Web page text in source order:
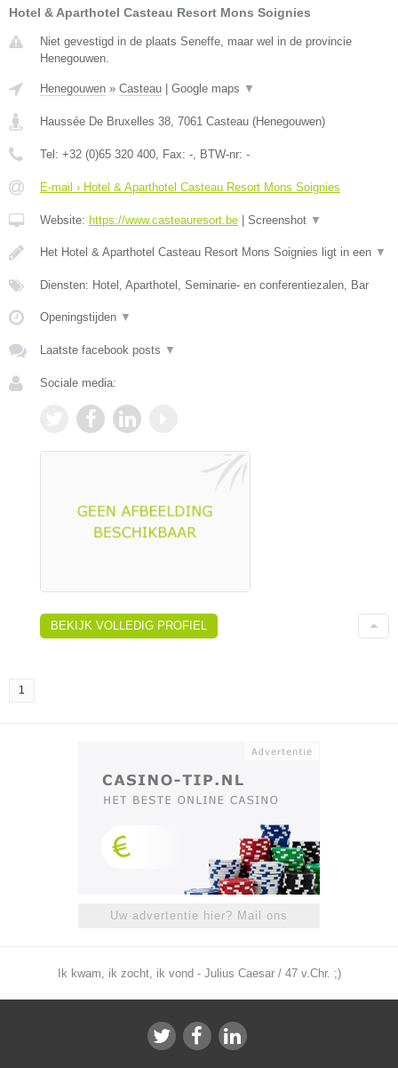
Hotel & Aparthotel Casteau Resort Mons Soignies
Niet gevestigd in de plaats Seneffe, maar wel in de provincie
Henegouwen.
Henegouwen » Casteau Google maps ▼
Haussée De Bruxelles 38, 7061 Casteau (Henegouwen)
Tel: +32 (0)65 320 400, Fax: -, BTW-nr: -
E-mail › Hotel & Aparthotel Casteau Resort Mons Soignies
Website: https://www.casteauresort.be Screenshot ▼
Het Hotel & Aparthotel Casteau Resort Mons Soignies ligt in een ▼
Diensten: Hotel, Aparthotel, Seminarie- en conferentiezalen, Bar
Openingstijden ▼
Laatste facebook posts ▼
Sociale media:
BEKIJK VOLLEDIG PROFIEL
1
Uw advertentie hier? Mail ons
Ik kwam, ik zocht, ik vond - Julius Caesar / 47 v.Chr. ;)